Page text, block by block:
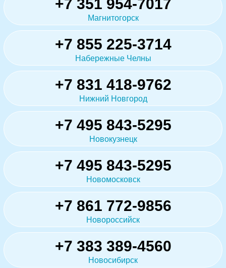
+7 351 954-7017
Магнитогорск
+7 855 225-3714
Набережные Челны
+7 831 418-9762
Нижний Новгород
+7 495 843-5295
Новокузнецк
+7 495 843-5295
Новомосковск
+7 861 772-9856
Новороссийск
+7 383 389-4560
Новосибирск